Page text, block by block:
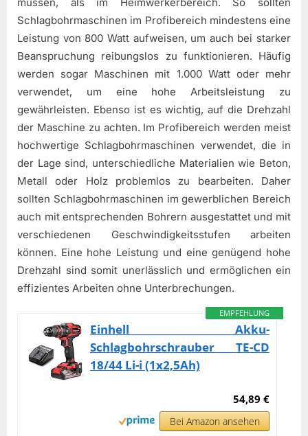
müssen, als im Heimwerkerbereich. So sollten
Schlagbohrmaschinen im Profibereich mindestens eine
Leistung von 800 Watt aufweisen, um auch bei starker
Beanspruchung reibungslos zu funktionieren. Häufig
werden sogar Maschinen mit 1.000 Watt oder mehr
verwendet, um eine hohe Arbeitsleistung zu
gewährleisten. Ebenso ist es wichtig, auf die Drehzahl
der Maschine zu achten. Im Profibereich werden meist
hochwertige Schlagbohrmaschinen verwendet, die in
der Lage sind, unterschiedliche Materialien wie Beton,
Metall oder Holz problemlos zu bearbeiten. Daher
sollten Schlagbohrmaschinen im gewerblichen Bereich
auch mit entsprechenden Bohrern ausgestattet und mit
verschiedenen Geschwindigkeitsstufen arbeiten
können. Eine hohe Leistung und eine genügend hohe
Drehzahl sind somit unerlässlich und ermöglichen ein
effizientes Arbeiten ohne Unterbrechungen.
EMPFEHLUNG
Einhell Akku-
Schlagbohrschrauber TE-CD
18/44 Li-i (1x2,5Ah)
54,89 €
Bei Amazon ansehen